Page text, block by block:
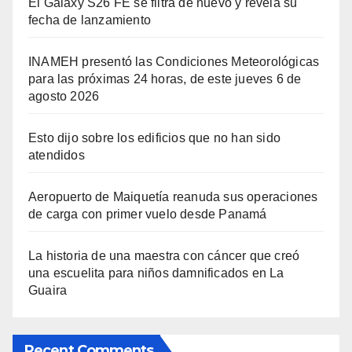
fecha de lanzamiento
INAMEH presentó las Condiciones Meteorológicas
para las próximas 24 horas, de este jueves 6 de
agosto 2026
Esto dijo sobre los edificios que no han sido
atendidos
Aeropuerto de Maiquetía reanuda sus operaciones
de carga con primer vuelo desde Panamá
La historia de una maestra con cáncer que creó
una escuelita para niños damnificados en La
Guaira